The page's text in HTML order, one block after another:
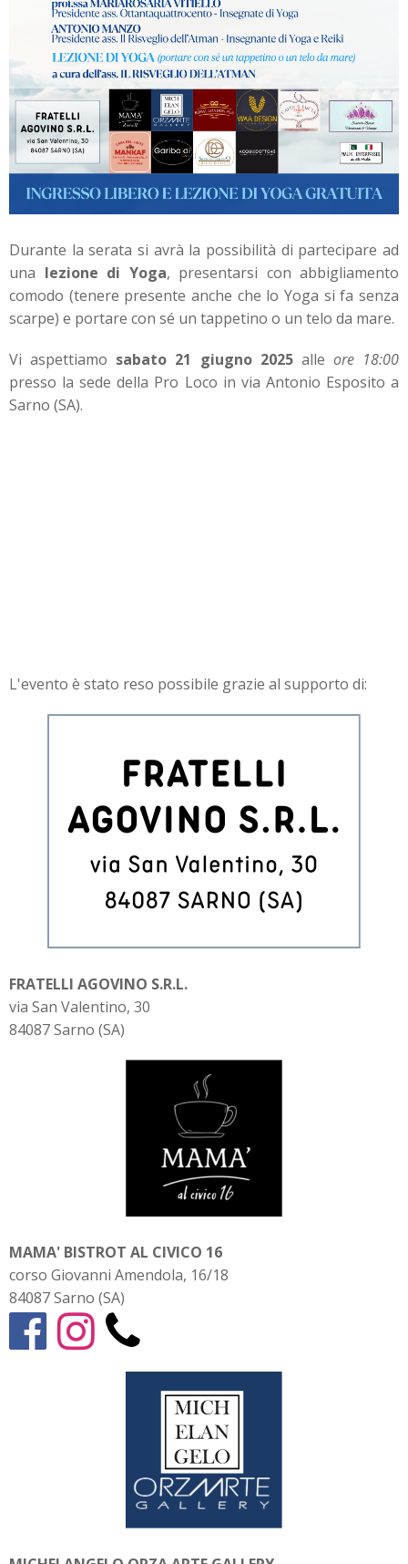
Durante la serata si avrà la possibilità di partecipare ad
una lezione di Yoga, presentarsi con abbigliamento
comodo (tenere presente anche che lo Yoga si fa senza
scarpe) e portare con sé un tappetino o un telo da mare.
Vi aspettiamo sabato 21 giugno 2025alle ore 18:00
presso la sede della Pro Loco in via Antonio Esposito a
Sarno (SA).
L'evento è stato reso possibile grazie al supporto di:
FRATELLI AGOVINO S.R.L.
via San Valentino, 30
84087 Sarno (SA)
MAMA' BISTROT AL CIVICO 16
corso Giovanni Amendola, 16/18
84087 Sarno (SA)